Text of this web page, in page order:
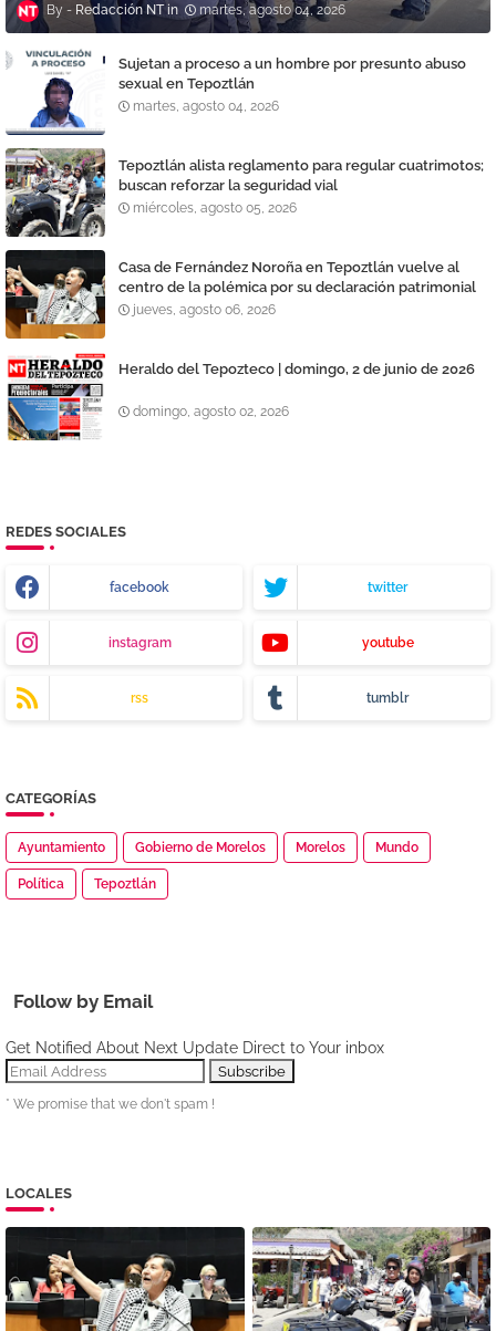
Redacción NT martes, agosto 04, 2026
Sujetan a proceso a un hombre por presunto abuso
sexual en Tepoztlán
martes, agosto 04, 2026
Tepoztlán alista reglamento para regular cuatrimotos;
buscan reforzar la seguridad vial
miércoles, agosto 05, 2026
Casa de Fernández Noroña en Tepoztlán vuelve al
centro de la polémica por su declaración patrimonial
jueves, agosto 06, 2026
Heraldo del Tepozteco | domingo, 2 de junio de 2026
domingo, agosto 02, 2026
REDES SOCIALES
facebook twitter
instagram youtube
rss tumblr
CATEGORÍAS
Ayuntamiento Gobierno de Morelos Morelos Mundo
Política Tepoztlán
Follow by Email
Get Notified About Next Update Direct to Your inbox
* We promise that we don't spam !
LOCALES